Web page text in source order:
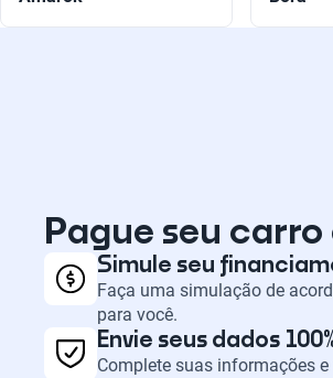
Pague seu
Simule seu
Faça uma simulação de
para você.
Envie seus dados
Complete suas informações